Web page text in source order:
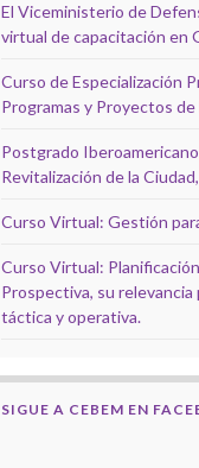
El Viceministerio de
virtual de capacitación en
Curso de Especialización
Programas y Proyectos
Postgrado
Revitalización de la
Curso Virtual: Gestión
Curso Virtual:
Prospectiva, su relevancia
táctica y operativa.
SIGUE A CEBEM EN